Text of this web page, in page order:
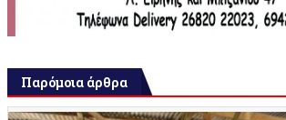
Παρόμοια άρθρα